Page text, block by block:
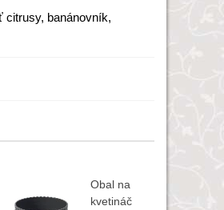
citrusy, banánovník,
Obal na
kvetináč